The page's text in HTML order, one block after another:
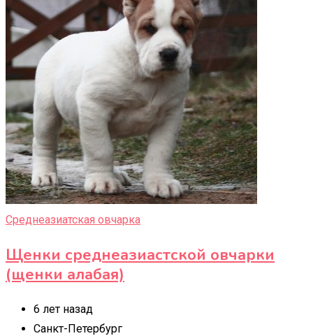
Среднеазиатская овчарка
Щенки среднеазиастской овчарки
(щенки алабая)
6 лет назад
Санкт-Петербург